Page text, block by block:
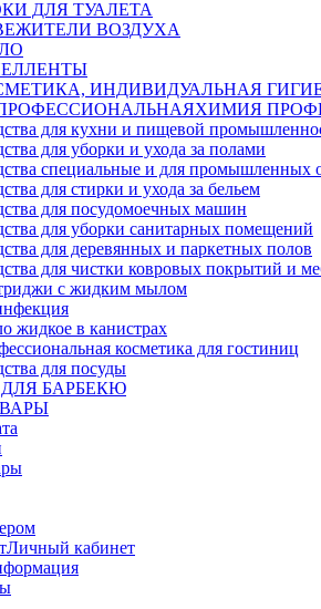
ДЛЯ ТУАЛЕТА
ВОЗДУХА
ИНДИВИДУАЛЬНАЯ
ХИМИЯ
для кухни и пищевой
для уборки и ухода за полами
специальные и для промышленных
для стирки и ухода за бельем
для посудомоечных машин
для уборки санитарных помещений
для деревянных и паркетных полов
для чистки ковровых покрытий и
с жидким мылом
жидкое в канистрах
косметика для гостиниц
для посуды
БАРБЕКЮ
Личный кабинет